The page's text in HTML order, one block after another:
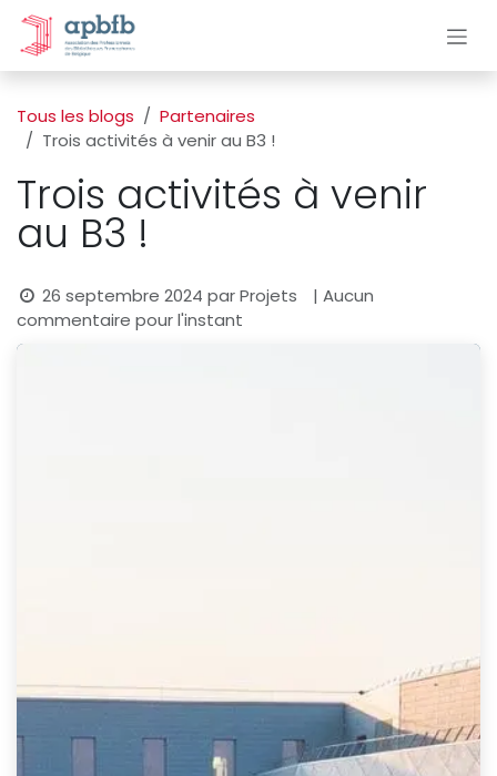
Se rendre au contenu
Tous les blogs
Partenaires
Trois activités à venir au B3 !
Trois activités à venir
au B3 !
26 septembre 2024 parProjets
| Aucun
commentaire pour l'instant